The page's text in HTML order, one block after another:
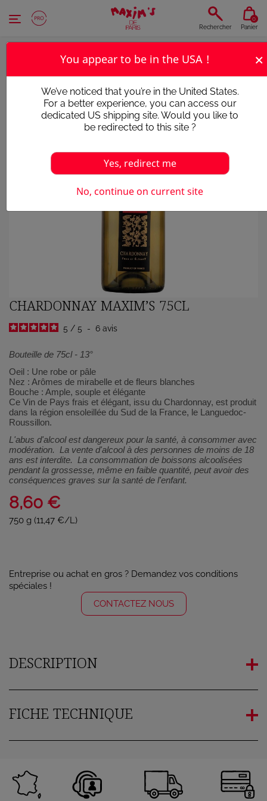
Panneau de gestion des cookies
Rechercher Panier
0
CHARDONNAY MAXIM’S 75CL
5 / 5 - 6 avis
Bouteille de 75cl - 13°
Oeil : Une robe or pâle
Nez : Arômes de mirabelle et de fleurs blanches
Bouche : Ample, souple et élégante
Ce Vin de Pays frais et élégant, issu du Chardonnay, est produit
dans la région ensoleillée du Sud de la France, le Languedoc-
Roussillon.
L'abus d'alcool est dangereux pour la santé, à consommer avec
modération. La vente d'alcool à des personnes de moins de 18
ans est interdite. La consommation de boissons alcoolisées
pendant la grossesse, même en faible quantité, peut avoir des
conséquences graves sur la santé de l'enfant.
8,60 €
750 g (11,47 €/L)
Entreprise ou achat en gros ? Demandez vos conditions
spéciales !
CONTACTEZ NOUS
DESCRIPTION
FICHE TECHNIQUE
Connexion ×
You appear to be in the USA ! ×
We’ve noticed that you’re in the United States.
For a better experience, you can access our
dedicated US shipping site. Would you like to
be redirected to this site ?
Yes, redirect me
No, continue on current site